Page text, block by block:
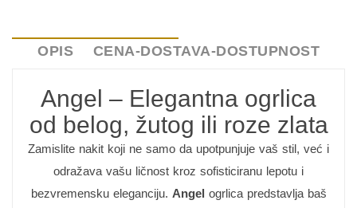
OPIS CENA-DOSTAVA-DOSTUPNOST
Angel – Elegantna ogrlica
od belog, žutog ili roze zlata
Zamislite nakit koji ne samo da upotpunjuje vaš stil, već i
odražava vašu ličnost kroz sofisticiranu lepotu i
bezvremensku eleganciju. Angel ogrlica predstavlja baš